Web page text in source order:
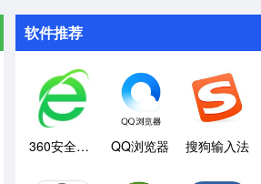
软件推荐
360安全浏览器 QQ浏览器 搜狗输入法